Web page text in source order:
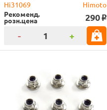
Hi31069
Himoto
Рекоменд.
розн.цена 290 o
- +